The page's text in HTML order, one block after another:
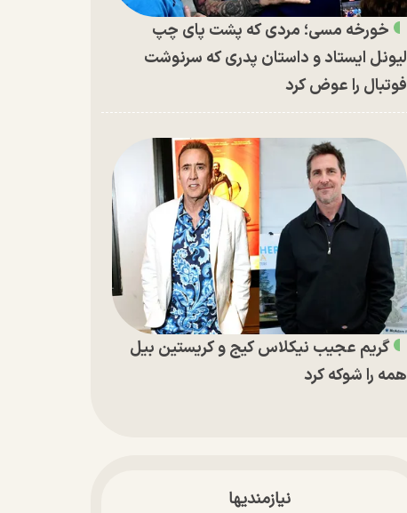
خورخه مسی؛ مردی که پشت پای چپ
لیونل ایستاد و داستان پدری که سرنوشت
فوتبال را عوض کرد
گریم عجیب نیکلاس کیج و کریستین بیل
همه را شوکه کرد
نیازمندیها